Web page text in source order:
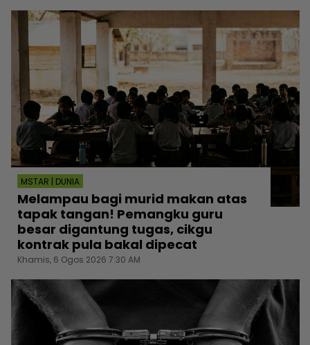
MSTAR | DUNIA
Melampau bagi murid makan atas
tapak tangan! Pemangku guru
besar digantung tugas, cikgu
kontrak pula bakal dipecat
Khamis, 6 Ogos 2026 7:30 AM